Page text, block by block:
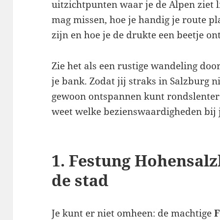
uitzichtpunten waar je de Alpen ziet
mag missen, hoe je handig je route
zijn en hoe je de drukte een beetje
Zie het als een rustige wandeling
je bank. Zodat jij straks in Salzburg
gewoon ontspannen kunt
weet welke bezienswaardigheden bij
1. Festung
de stad
Je kunt er niet omheen: de machtige